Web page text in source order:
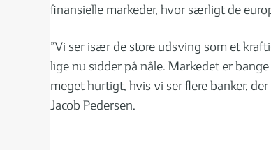
finansielle markeder, hvor særligt de
”Vi ser især de store udsving som et
lige nu sidder på nåle. Markedet er
meget hurtigt, hvis vi ser flere banker,
Jacob Pedersen.